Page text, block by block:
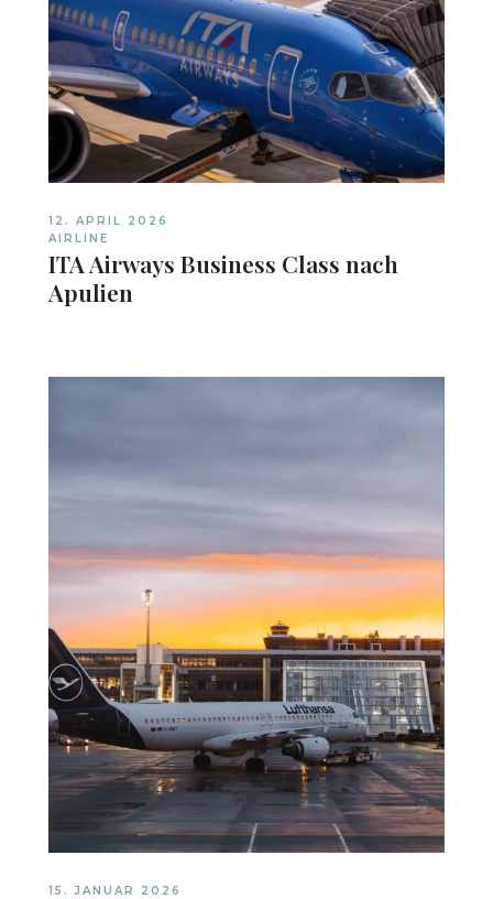
12. APRIL 2026
AIRLINE
ITA Airways Business Class nach
Apulien
15. JANUAR 2026